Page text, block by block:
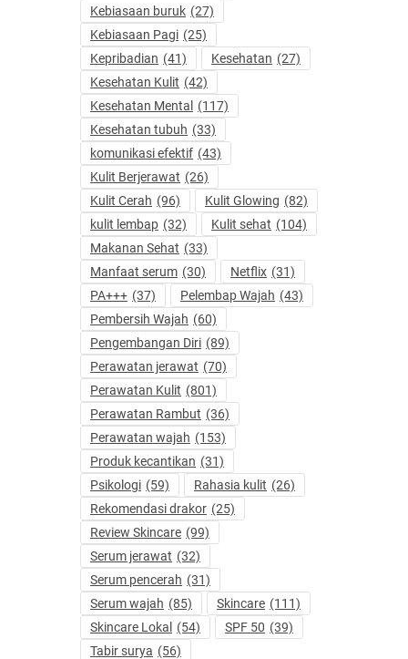
Kebiasaan buruk (27)
Kebiasaan Pagi (25)
Kepribadian (41) Kesehatan (27)
Kesehatan Kulit (42)
Kesehatan Mental
(117)
Kesehatan tubuh (33)
komunikasi efektif (43)
Kulit Berjerawat (26)
Kulit Cerah (96) Kulit Glowing (82)
kulit lembap (32) Kulit sehat (104)
Makanan Sehat (33)
Manfaat serum (30) Netflix (31)
PA+++ (37) Pelembap Wajah (43)
Pembersih Wajah (60)
Pengembangan Diri (89)
Perawatan jerawat (70)
Perawatan Kulit (801)
Perawatan Rambut (36)
Perawatan wajah (153)
Produk kecantikan (31)
Psikologi (59) Rahasia kulit (26)
Rekomendasi drakor (25)
Review Skincare (99)
Serum jerawat (32)
Serum pencerah (31)
Serum wajah (85) Skincare (111)
Skincare Lokal
(54) SPF 50 (39)
Tabir surya (56)